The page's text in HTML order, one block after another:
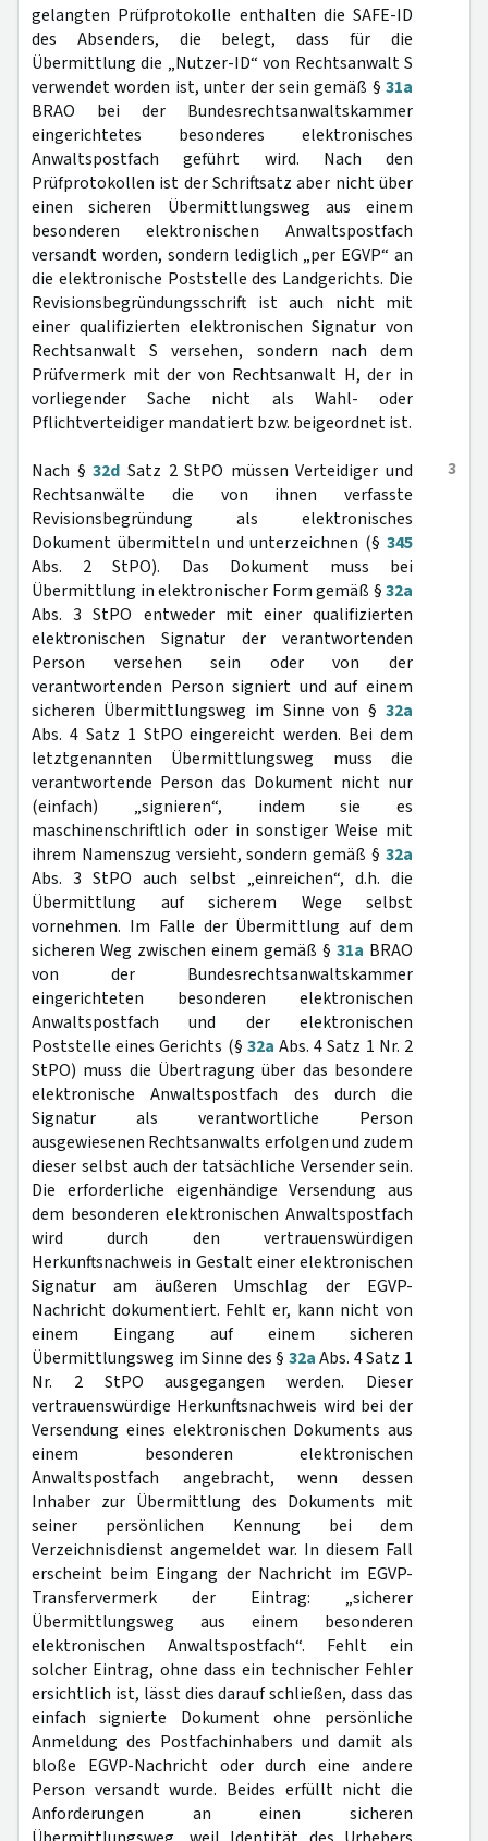
gelangten Prüfprotokolle enthalten die SAFE-ID
des Absenders, die belegt, dass für die
Übermittlung die „Nutzer-ID“ von Rechtsanwalt S
verwendet worden ist, unter der sein gemäß § 31a
BRAO bei der Bundesrechtsanwaltskammer
eingerichtetes besonderes elektronisches
Anwaltspostfach geführt wird. Nach den
Prüfprotokollen ist der Schriftsatz aber nicht über
einen sicheren Übermittlungsweg aus einem
besonderen elektronischen Anwaltspostfach
versandt worden, sondern lediglich „per EGVP“ an
die elektronische Poststelle des Landgerichts. Die
Revisionsbegründungsschrift ist auch nicht mit
einer qualifizierten elektronischen Signatur von
Rechtsanwalt S versehen, sondern nach dem
Prüfvermerk mit der von Rechtsanwalt H, der in
vorliegender Sache nicht als Wahl- oder
Pflichtverteidiger mandatiert bzw. beigeordnet ist.
3
Nach §32d Satz 2 StPO müssen Verteidiger und
Rechtsanwälte die von ihnen verfasste
Revisionsbegründung als elektronisches
Dokument übermitteln und unterzeichnen (§ 345
Abs. 2 StPO). Das Dokument muss bei
Übermittlung in elektronischer Form gemäß §32a
Abs. 3 StPO entweder mit einer qualifizierten
elektronischen Signatur der verantwortenden
Person versehen sein oder von der
verantwortenden Person signiert und auf einem
sicheren Übermittlungsweg im Sinne von § 32a
Abs. 4 Satz 1 StPO eingereicht werden. Bei dem
letztgenannten Übermittlungsweg muss die
verantwortende Person das Dokument nicht nur
(einfach) „signieren“, indem sie es
maschinenschriftlich oder in sonstiger Weise mit
ihrem Namenszug versieht, sondern gemäß § 32a
Abs. 3 StPO auch selbst „einreichen“, d.h. die
Übermittlung auf sicherem Wege selbst
vornehmen. Im Falle der Übermittlung auf dem
sicheren Weg zwischen einem gemäß § 31a BRAO
von der Bundesrechtsanwaltskammer
eingerichteten besonderen elektronischen
Anwaltspostfach und der elektronischen
Poststelle eines Gerichts (§ 32a Abs. 4 Satz 1 Nr. 2
StPO) muss die Übertragung über das besondere
elektronische Anwaltspostfach des durch die
Signatur als verantwortliche Person
ausgewiesenen Rechtsanwalts erfolgen und zudem
dieser selbst auch der tatsächliche Versender sein.
Die erforderliche eigenhändige Versendung aus
dem besonderen elektronischen Anwaltspostfach
wird durch den vertrauenswürdigen
Herkunftsnachweis in Gestalt einer elektronischen
Signatur am äußeren Umschlag der EGVP-
Nachricht dokumentiert. Fehlt er, kann nicht von
einem Eingang auf einem sicheren
Übermittlungsweg im Sinne des § 32aAbs. 4 Satz 1
Nr. 2 StPO ausgegangen werden. Dieser
vertrauenswürdige Herkunftsnachweis wird bei der
Versendung eines elektronischen Dokuments aus
einem besonderen elektronischen
Anwaltspostfach angebracht, wenn dessen
Inhaber zur Übermittlung des Dokuments mit
seiner persönlichen Kennung bei dem
Verzeichnisdienst angemeldet war. In diesem Fall
erscheint beim Eingang der Nachricht im EGVP-
Transfervermerk der Eintrag: „sicherer
Übermittlungsweg aus einem besonderen
elektronischen Anwaltspostfach“. Fehlt ein
solcher Eintrag, ohne dass ein technischer Fehler
ersichtlich ist, lässt dies darauf schließen, dass das
einfach signierte Dokument ohne persönliche
Anmeldung des Postfachinhabers und damit als
bloße EGVP-Nachricht oder durch eine andere
Person versandt wurde. Beides erfüllt nicht die
Anforderungen an einen sicheren